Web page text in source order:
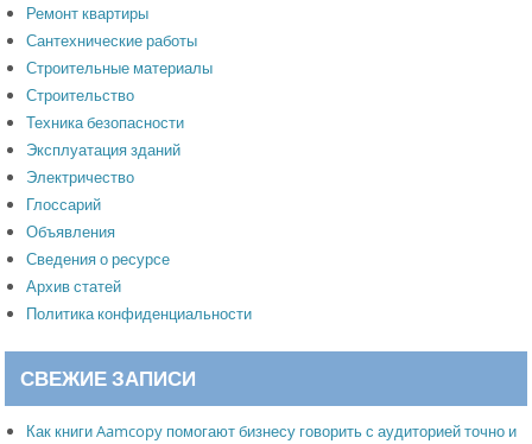
Ремонт квартиры
Сантехнические работы
Строительные материалы
Строительство
Техника безопасности
Эксплуатация зданий
Электричество
Глоссарий
Объявления
Сведения о ресурсе
Архив статей
Политика конфиденциальности
СВЕЖИЕ ЗАПИСИ
Как книги Aamcopy помогают бизнесу говорить с аудиторией точно и